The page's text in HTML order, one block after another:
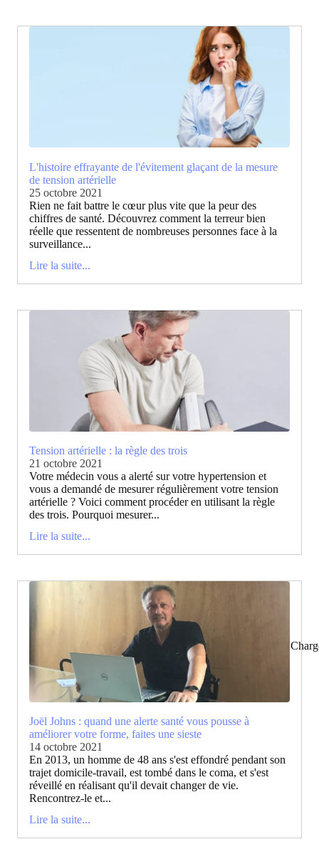
L'histoire effrayante de l'évitement glaçant de la mesure
de tension artérielle
25 octobre 2021
Rien ne fait battre le cœur plus vite que la peur des
chiffres de santé. Découvrez comment la terreur bien
réelle que ressentent de nombreuses personnes face à la
surveillance...
Lire la suite...
Tension artérielle : la règle des trois
21 octobre 2021
Votre médecin vous a alerté sur votre hypertension et
vous a demandé de mesurer régulièrement votre tension
artérielle ? Voici comment procéder en utilisant la règle
des trois. Pourquoi mesurer...
Lire la suite...
Joël Johns : quand une alerte santé vous pousse à
améliorer votre forme, faites une sieste
14 octobre 2021
En 2013, un homme de 48 ans s'est effondré pendant son
trajet domicile-travail, est tombé dans le coma, et s'est
réveillé en réalisant qu'il devait changer de vie.
Rencontrez-le et...
Lire la suite...